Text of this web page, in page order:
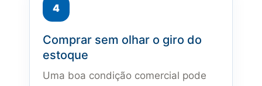
Comprar sem olhar o giro do
estoque
Uma boa condição comercial pode